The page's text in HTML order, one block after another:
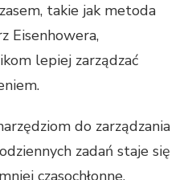
takie jak metoda
Eisenhowera,
lepiej zarządzać
do zarządzania
zadań staje się